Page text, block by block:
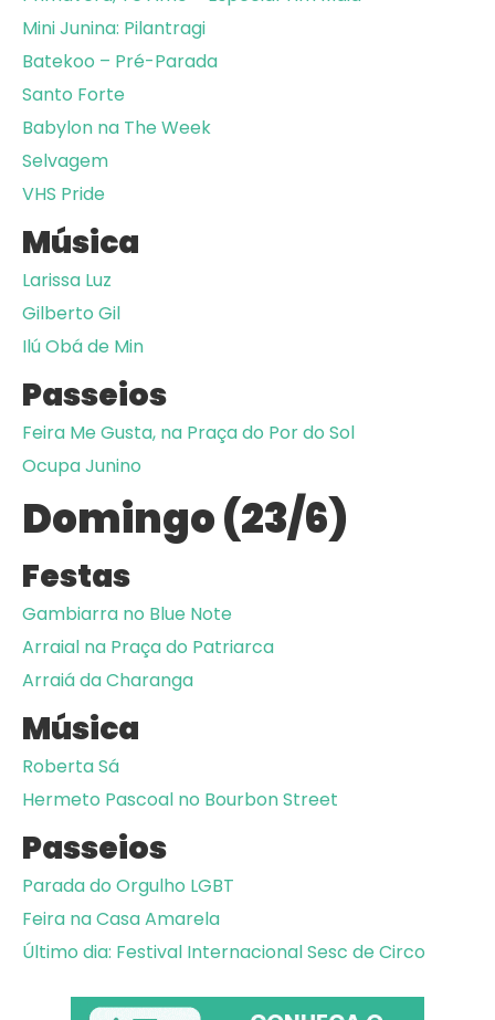
Mini Junina: Pilantragi
Batekoo – Pré-Parada
Santo Forte
Babylon na The Week
Selvagem
VHS Pride
Música
Larissa Luz
Gilberto Gil
Ilú Obá de Min
Passeios
Feira Me Gusta, na Praça do Por do Sol
Ocupa Junino
Domingo (23/6)
Festas
Gambiarra no Blue Note
Arraial na Praça do Patriarca
Arraiá da Charanga
Música
Roberta Sá
Hermeto Pascoal no Bourbon Street
Passeios
Parada do Orgulho LGBT
Feira na Casa Amarela
Último dia: Festival Internacional Sesc de Circo